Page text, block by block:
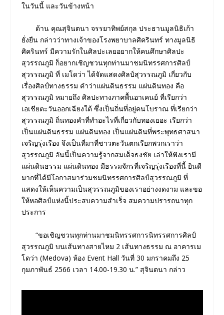
ในวันนี้ และวันข้างหน้า
ด้าน คุณสุจินตนา จรรยาทิพย์สกุล ประธานมูลนิธิเก้า
ยั่งยืน กล่าวว่าทางเจ้าของโรงพยาบาลศิครินทร์ ทางมูลนิธิ
ศิครินทร์ มีความรักในศิลปะเลยอยากให้คนศึกษาศิลปะ
สุวรรณภูมิ ก็อยากเชิญชวนทุกท่านมาชมนิทรรศการศิลป์
สุวรรณภูมิ ที่ เมโดว่า ได้จัดแสดงศิลป์สุวรรณภูมิ เกี่ยวกับ
เรื่องศิลป์ทางธรรม คำว่าแผ่นดินธรรม แผ่นดินทอง คือ
สุวรรณภูมิ หมายถึง ศิลปะทางภาคพื้นอาเคนย์ ที่เรียกว่า
เอเชียตะวันออกเฉียงใต้ ซึ่งเป็นถิ่นที่อยู่คนโบราณ ที่เรียกว่า
สุวรรณภูมิ ถิ่นทองคำที่ทำอะไรที่เกี่ยวกับทองเยอะ เรียกว่า
เป็นแผ่นดินธรรม แผ่นดินทอง เป็นแผ่นดินที่พระพุทธศาสนา
เจริญรุ่งเรือง จึงเป็นที่มาที่ชาวตะวันตกเรียกพวกเราว่า
สุวรรณภูมิ อันนี้เป็นความรู้จากสมเด็จธงชัย เล่าให้ฟังเรามี
แผ่นดินธรรม แผ่นดินทอง มีธรรมจักรที่เจริญรุ่งเรืองที่นี้ ยินดี
มากที่ได้มีโอกาสมาร่วมชมนิทรรศการศิลป์สุวรรณภูมิ ที่
แสดงให้เห็นความเป็นสุวรรณภูมิของเราอย่างงดงาม และขอ
ให้หอศิลป์แห่งนี้ประสบความสำเร็จ สมความปรารถนาทุก
ประการ
“ขอเชิญชวนทุกท่านมาชมนิทรรศการนิทรรศการศิลป์
สุวรรณภูมิ บนเส้นทางสายไหม 2 เส้นทางธรรม ณ อาคารเม
โดว่า (Medova) ห้อง Event Hall วันที่ 30 มกราคมถึง 25
กุมภาพันธ์ 2566 เวลา 14.00-19.30 น.” สุจินตนา กล่าว